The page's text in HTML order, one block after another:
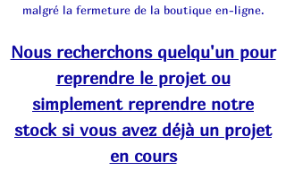
malgré la fermeture de la boutique en-ligne.
Nous recherchons quelqu'un pour
reprendre le projet ou
simplement reprendre notre
stock si vous avez déjà un projet
en cours